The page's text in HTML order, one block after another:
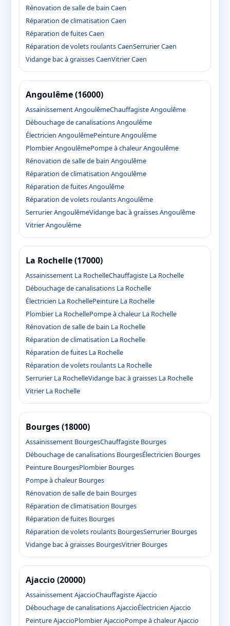
Rénovation de salle de bain Caen
Réparation de climatisation Caen
Réparation de fuites Caen
Réparation de volets roulants CaenSerrurier Caen
Vidange bac à graisses CaenVitrier Caen
Angoulême (16000)
Assainissement AngoulêmeChauffagiste Angoulême
Débouchage de canalisations Angoulême
Électricien AngoulêmePeinture Angoulême
Plombier AngoulêmePompe à chaleur Angoulême
Rénovation de salle de bain Angoulême
Réparation de climatisation Angoulême
Réparation de fuites Angoulême
Réparation de volets roulants Angoulême
Serrurier AngoulêmeVidange bac à graisses Angoulême
Vitrier Angoulême
La Rochelle (17000)
Assainissement La RochelleChauffagiste La Rochelle
Débouchage de canalisations La Rochelle
Électricien La RochellePeinture La Rochelle
Plombier La RochellePompe à chaleur La Rochelle
Rénovation de salle de bain La Rochelle
Réparation de climatisation La Rochelle
Réparation de fuites La Rochelle
Réparation de volets roulants La Rochelle
Serrurier La RochelleVidange bac à graisses La Rochelle
Vitrier La Rochelle
Bourges (18000)
Assainissement BourgesChauffagiste Bourges
Débouchage de canalisations BourgesÉlectricien Bourges
Peinture BourgesPlombier Bourges
Pompe à chaleur Bourges
Rénovation de salle de bain Bourges
Réparation de climatisation Bourges
Réparation de fuites Bourges
Réparation de volets roulants BourgesSerrurier Bourges
Vidange bac à graisses BourgesVitrier Bourges
Ajaccio (20000)
Assainissement AjaccioChauffagiste Ajaccio
Débouchage de canalisations AjaccioÉlectricien Ajaccio
Peinture AjaccioPlombier AjaccioPompe à chaleur Ajaccio